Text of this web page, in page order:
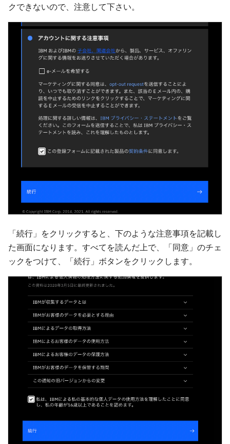
クできないので、注意して下さい。
「続行」をクリックすると、下のような注意事項を記載し
た画面になります。すべてを読んだ上で、「同意」のチェ
ックをつけて、「続行」ボタンをクリックします。